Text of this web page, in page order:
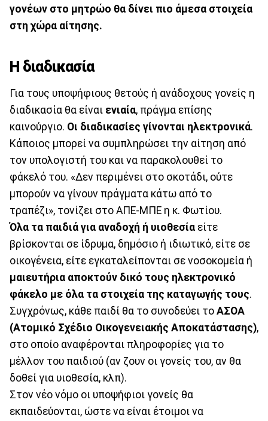
γονέων στο μητρώο θα δίνει πιο άμεσα στοιχεία
στη χώρα αίτησης.
Η διαδικασία
Για τους υποψήφιους θετούς ή ανάδοχους γονείς η
διαδικασία θα είναι ενιαία, πράγμα επίσης
καινούργιο. Οι διαδικασίες γίνονται ηλεκτρονικά.
Κάποιος μπορεί να συμπληρώσει την αίτηση από
τον υπολογιστή του και να παρακολουθεί το
φάκελό του. «Δεν περιμένει στο σκοτάδι, ούτε
μπορούν να γίνουν πράγματα κάτω από το
τραπέζι», τονίζει στο ΑΠΕ-ΜΠΕ η κ. Φωτίου.
Όλα τα παιδιά για αναδοχή ή υιοθεσία είτε
βρίσκονται σε ίδρυμα, δημόσιο ή ιδιωτικό, είτε σε
οικογένεια, είτε εγκαταλείπονται σε νοσοκομεία ή
μαιευτήρια αποκτούν δικό τους ηλεκτρονικό
φάκελο με όλα τα στοιχεία της καταγωγής τους.
Συγχρόνως, κάθε παιδί θα το συνοδεύει το ΑΣΟΑ
(Ατομικό Σχέδιο Οικογενειακής Αποκατάστασης),
στο οποίο αναφέρονται πληροφορίες για το
μέλλον του παιδιού (αν ζουν οι γονείς του, αν θα
δοθεί για υιοθεσία, κλπ).
Στον νέο νόμο οι υποψήφιοι γονείς θα
εκπαιδεύονται, ώστε να είναι έτοιμοι να